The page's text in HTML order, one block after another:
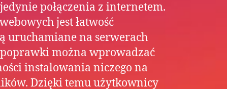
połączenia z internetem.
jest łatwość
uruchamiane na serwerach
można wprowadzać
instalowania niczego na
Dzięki temu użytkownicy